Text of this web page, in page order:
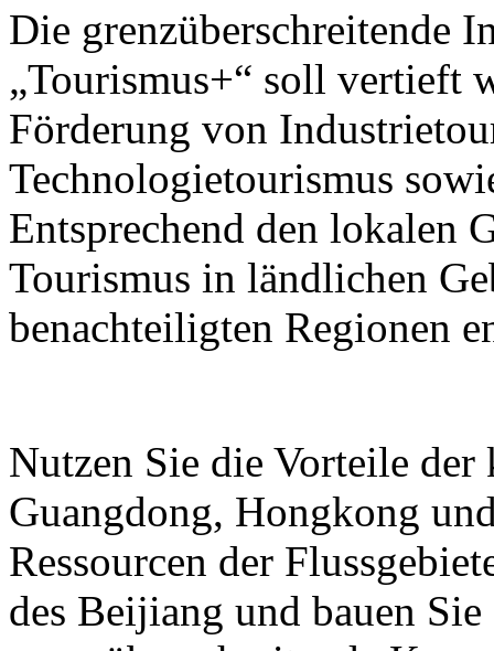
Die grenzüberschreitende
„Tourismus+“ soll vertieft
Förderung von
Technologietourismus
Entsprechend den lokalen
Tourismus in ländlichen
benachteiligten Regionen
Nutzen Sie die Vorteile der
Guangdong, Hongkong
Ressourcen der
des Beijiang und bauen